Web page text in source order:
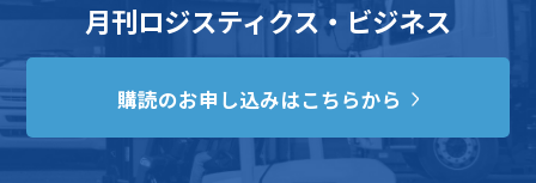
月刊ロジスティクス・ビジネス
購読のお申し込みはこちらから